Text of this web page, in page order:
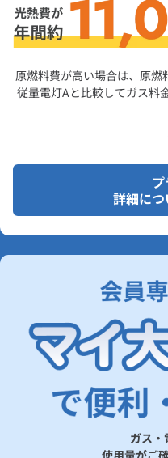
原燃料費が高い場合は、原
従量電灯Aと比較してガス料
詳細に
ガス・